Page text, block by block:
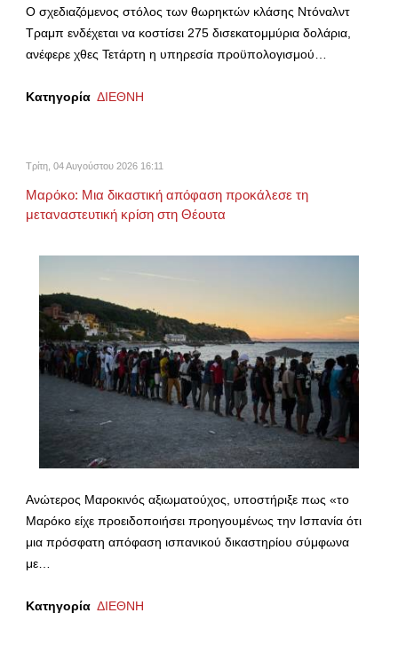
Ο σχεδιαζόμενος στόλος των θωρηκτών κλάσης Ντόναλντ
Τραμπ ενδέχεται να κοστίσει 275 δισεκατομμύρια δολάρια,
ανέφερε χθες Τετάρτη η υπηρεσία προϋπολογισμού…
Κατηγορία ΔΙΕΘΝΗ
Τρίτη, 04 Αυγούστου 2026 16:11
Μαρόκο: Μια δικαστική απόφαση προκάλεσε τη
μεταναστευτική κρίση στη Θέουτα
Ανώτερος Μαροκινός αξιωματούχος, υποστήριξε πως «το
Μαρόκο είχε προειδοποιήσει προηγουμένως την Ισπανία ότι
μια πρόσφατη απόφαση ισπανικού δικαστηρίου σύμφωνα
με…
Κατηγορία ΔΙΕΘΝΗ